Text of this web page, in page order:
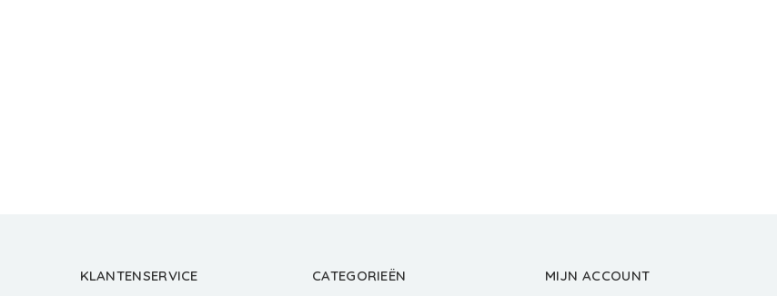
KLANTENSERVICE CATEGORIEËN MIJN ACCOUNT